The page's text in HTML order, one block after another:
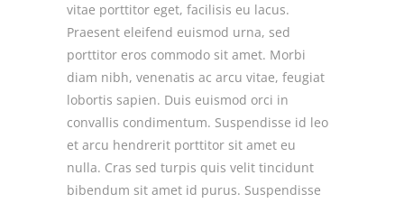
vitae porttitor eget, facilisis eu lacus.
Praesent eleifend euismod urna, sed
porttitor eros commodo sit amet. Morbi
diam nibh, venenatis ac arcu vitae, feugiat
lobortis sapien. Duis euismod orci in
convallis condimentum. Suspendisse id leo
et arcu hendrerit porttitor sit amet eu
nulla. Cras sed turpis quis velit tincidunt
bibendum sit amet id purus. Suspendisse